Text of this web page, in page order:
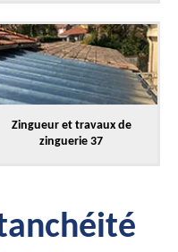
Zingueur et travaux de
zinguerie 37